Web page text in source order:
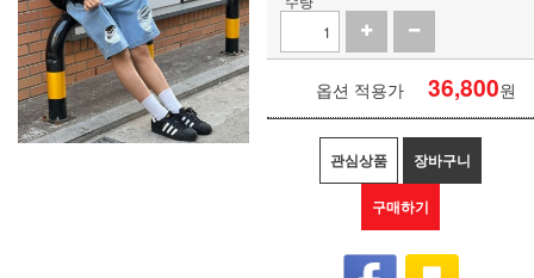
옵션 적용가 36,800원
관심상품 장바구니
구매하기